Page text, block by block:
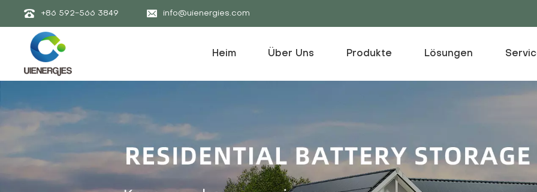
+86 592-566 3849 info@uienergies.com
Heim Über Uns Produkte Lösungen